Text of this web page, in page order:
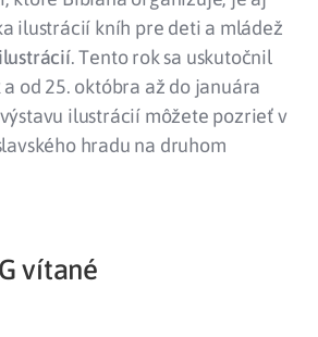
ilustrácií kníh pre deti a mládež
. Tento rok sa uskutočnil
od 25. októbra až do januára
ilustrácií môžete pozrieť v
hradu na druhom
vítané